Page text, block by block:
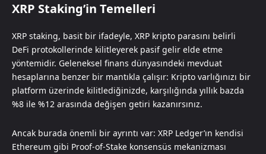
XRP Staking’in Temelleri
XRP staking, basit bir ifadeyle, XRP kripto parasını belirli
DeFi protokollerinde kilitleyerek pasif gelir elde etme
yöntemidir. Geleneksel finans dünyasındeki mevduat
hesaplarına benzer bir mantıkla çalışır: Kripto varlığınızı bir
platform üzerinde kilitlediğinizde, karşılığında yıllık bazda
%8 ile %12 arasında değişen getiri kazanırsınız.
Ancak burada önemli bir ayrıntı var: XRP Ledger’ın kendisi
Ethereum gibi Proof-of-Stake konsensüs mekanizması